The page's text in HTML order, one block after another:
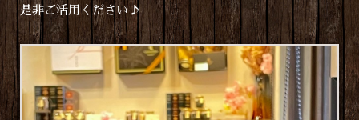
是非ご活用ください♪